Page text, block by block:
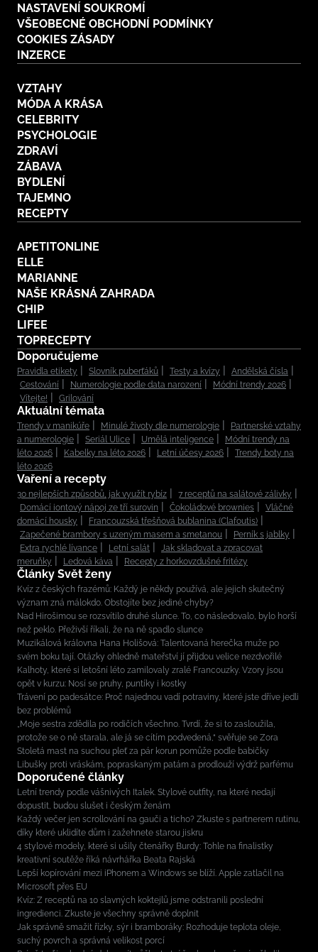
NASTAVENÍ SOUKROMÍ
VŠEOBECNÉ OBCHODNÍ PODMÍNKY
COOKIES ZÁSADY
INZERCE
VZTAHY
MÓDA A KRÁSA
CELEBRITY
PSYCHOLOGIE
ZDRAVÍ
ZÁBAVA
BYDLENÍ
TAJEMNO
RECEPTY
APETITONLINE
ELLE
MARIANNE
NAŠE KRÁSNÁ ZAHRADA
CHIP
LIFEE
TOPRECEPTY
Doporučujeme
Pravidla etikety Slovník puberťáků Testy a kvízy
Andělská čísla
Cestování
Numerologie podle data narození
Módní trendy 2026
Vítejte!
Grilování
Aktuální témata
Trendy v manikúře Minulé životy dle numerologie
Partnerské vztahy
a numerologie
Seriál Ulice Umělá inteligence
Módní trendy na
léto 2026
Kabelky na léto 2026 Letní účesy 2026
Trendy boty na
léto 2026
Vaření a recepty
30 nejlepších způsobů, jak využít rybíz
7 receptů na salátové zálivky
Domácí iontový nápoj ze tří surovin
Čokoládové brownies
Vláčné
domácí housky
Francouzská třešňová bublanina (Clafoutis)
Zapečené brambory s uzeným masem a smetanou
Perník s jablky
Extra rychlé lívance
Letní salát
Jak skladovat a zpracovat
meruňky
Ledová káva Recepty z horkovzdušné fritézy
Články Svět ženy
Kvíz z českých frazémů: Každý je někdy používá, ale jejich skutečný
význam zná málokdo. Obstojíte bez jediné chyby?
Nad Hirošimou se rozsvítilo druhé slunce. To, co následovalo, bylo horší
než peklo. Přeživší říkali, že na ně spadlo slunce
Muzikálová královna Hana Holišová: Talentovaná herečka muže po
svém boku tají. Otázky ohledně mateřství jí přijdou velice nezdvořilé
Kalhoty, které si letošní léto zamilovaly zralé Francouzky. Vzory jsou
opět v kurzu: Nosí se pruhy, puntíky i kostky
Trávení po padesátce: Proč najednou vadí potraviny, které jste dříve jedli
bez problémů
„Moje sestra zdědila po rodičích všechno. Tvrdí, že si to zasloužila,
protože se o ně starala, ale já se cítím podvedená,“ svěřuje se Zora
Stoletá mast na suchou pleť za pár korun pomůže podle babičky
Libušky proti vráskám, popraskaným patám a prodlouží výdrž parfému
Doporučené články
Letní trendy podle vášnivých Italek. Stylové outfity, na které nedají
dopustit, budou slušet i českým ženám
Každý večer jen scrollování na gauči a ticho? Zkuste s partnerem rutinu,
díky které uklidíte dům i zažehnete starou jiskru
4 stylové modely, které si ušily čtenářky Burdy: Tohle na finalistky
kreativní soutěže říká návrhářka Beata Rajská
Lepší kopírování mezi iPhonem a Windows se blíží. Apple zatlačil na
Microsoft přes EU
Kvíz: Z receptů na 10 slavných koktejlů jsme odstranili poslední
ingredienci. Zkuste je všechny správně doplnit
Jak správně smažit řízky, sýr i bramboráky: Rozhoduje teplota oleje,
suchý povrch a správná velikost porcí